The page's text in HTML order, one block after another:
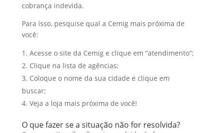
cobrança indevida.
Para isso, pesquise qual a Cemig mais próxima de
você:
Acesse o site da Cemig e clique em “atendimento”;
Clique na lista de agências;
Coloque o nome da sua cidade e clique em
buscar;
Veja a loja mais próxima de você!
O que fazer se a situação não for resolvida?